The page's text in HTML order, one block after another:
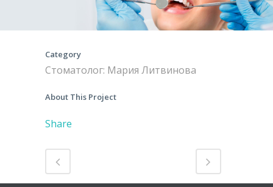
Category
Стоматолог: Мария Литвинова
About This Project
Share